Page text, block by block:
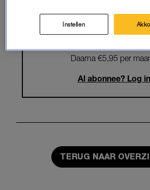
START GRATIS
Daarna €5,95 per
Al abonnee? Log in
TERUG NAAR
Instellen